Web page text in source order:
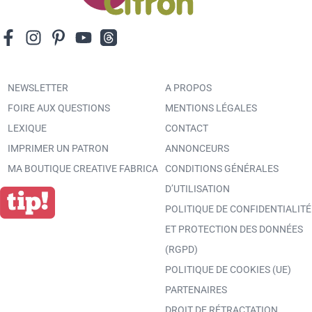
NEWSLETTER
FOIRE AUX QUESTIONS
LEXIQUE
IMPRIMER UN PATRON
MA BOUTIQUE CREATIVE FABRICA
A PROPOS
MENTIONS LÉGALES
CONTACT
ANNONCEURS
CONDITIONS GÉNÉRALES
D’UTILISATION
POLITIQUE DE CONFIDENTIALITÉ
ET PROTECTION DES DONNÉES
(RGPD)
POLITIQUE DE COOKIES (UE)
PARTENAIRES
DROIT DE RÉTRACTATION